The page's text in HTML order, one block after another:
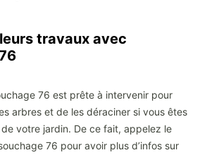
travaux avec
76 est prête à intervenir pour
arbres et de les déraciner si vous êtes
votre jardin. De ce fait, appelez le
76 pour avoir plus d’infos sur